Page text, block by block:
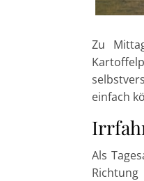
Zu
einfach
Als